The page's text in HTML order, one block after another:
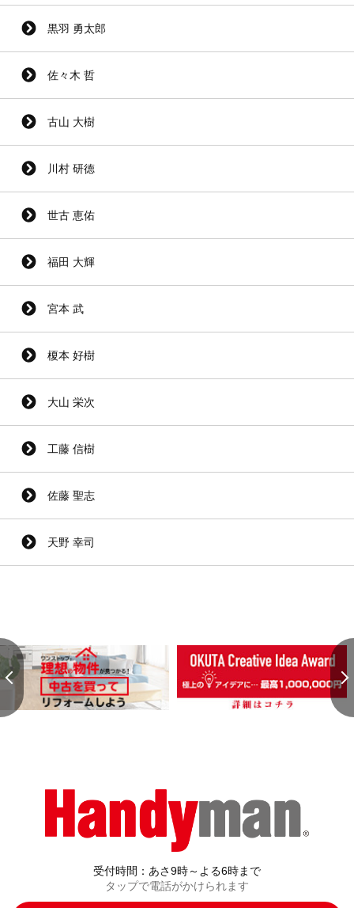
黒羽 勇太郎
佐々木 哲
古山 大樹
川村 研徳
世古 恵佑
福田 大輝
宮本 武
榎本 好樹
大山 栄次
工藤 信樹
佐藤 聖志
天野 幸司
受付時間：あさ9時～よる6時まで
タップで電話がかけられます